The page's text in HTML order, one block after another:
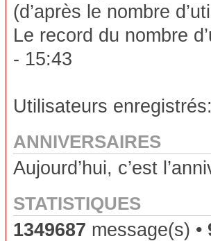
(d’après le nombre
Le record du nombre
- 15:43
Utilisateurs enregistrés:
ANNIVERSAIRES
Aujourd’hui, c’est
STATISTIQUES
1349687 message(s) •